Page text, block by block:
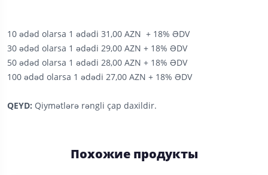
10 ədəd olarsa 1 ədədi 31,00 AZN + 18% ƏDV
30 ədəd olarsa 1 ədədi 29,00 AZN + 18% ƏDV
50 ədəd olarsa 1 ədədi 28,00 AZN + 18% ƏDV
100 ədəd olarsa 1 ədədi 27,00 AZN + 18% ƏDV
QEYD: Qiymətlərə rəngli çap daxildir.
Похожие продукты